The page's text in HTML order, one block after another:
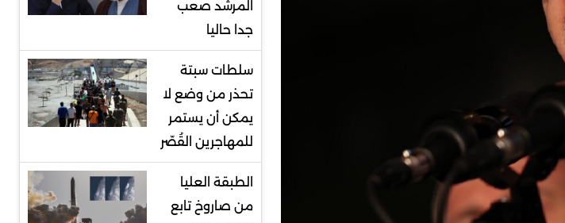
المرشد صعب
جدا حاليا
سلطات سبتة
تحذر من وضع لا
يمكن أن يستمر
للمهاجرين القُصّر
الطبقة العليا
من صاروخ تابع